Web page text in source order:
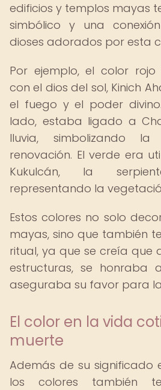
edificios y templos mayas
simbólico y una
dioses adorados por esta
Por ejemplo, el color
con el dios del sol, Kinich
el fuego y el poder
lado, estaba ligado a
lluvia, simbolizando
renovación. El verde era
Kukulcán, la
representando la
Estos colores no solo
mayas, sino que también
ritual, ya que se creía que
estructuras, se honraba
aseguraba su favor para
El color en la vida
muerte
Además de su significado
los colores también